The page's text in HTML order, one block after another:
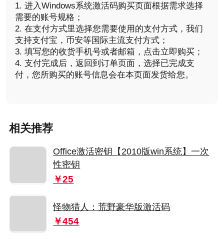
1. 进入Windows系统激活码购买页面根据需求选择
需要的账号规格；
2. 在支付方式里选择您需要使用的支付方式，我们
支持支付宝，币安等国际主流支付方式；
3. 填写您的收货手机号或者邮箱，点击立即购买；
4. 支付完成后，返回到订单页面，选择已完成支
付，您所购买的账号信息会在本页面发货给您。
相关推荐
Office激活密钥【2010版win系统】一次
性密钥
￥25
怪物猎人：荒野豪华版激活码
￥454